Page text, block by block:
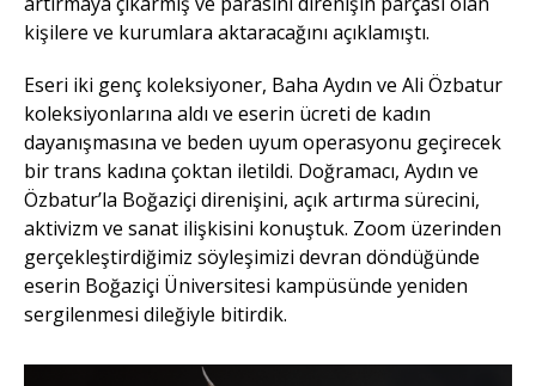
kişilere ve kurumlara aktaracağını açıklamıştı.
Eseri iki genç koleksiyoner, Baha Aydın ve Ali Özbatur
koleksiyonlarına aldı ve eserin ücreti de kadın
dayanışmasına ve beden uyum operasyonu geçirecek
bir trans kadına çoktan iletildi. Doğramacı, Aydın ve
Özbatur’la Boğaziçi direnişini, açık artırma sürecini,
aktivizm ve sanat ilişkisini konuştuk. Zoom üzerinden
gerçekleştirdiğimiz söyleşimizi devran döndüğünde
eserin Boğaziçi Üniversitesi kampüsünde yeniden
sergilenmesi dileğiyle bitirdik.